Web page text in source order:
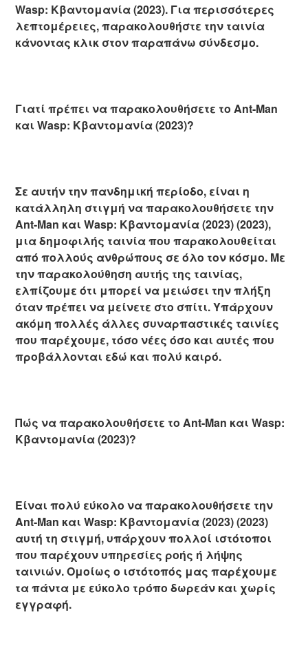
Wasp: Κβαντομανία (2023). Για περισσότερες
λεπτομέρειες, παρακολουθήστε την ταινία
κάνοντας κλικ στον παραπάνω σύνδεσμο.
Γιατί πρέπει να παρακολουθήσετε το Ant-Man
και Wasp: Κβαντομανία (2023)?
Σε αυτήν την πανδημική περίοδο, είναι η
κατάλληλη στιγμή να παρακολουθήσετε την
Ant-Man και Wasp: Κβαντομανία (2023) (2023),
μια δημοφιλής ταινία που παρακολουθείται
από πολλούς ανθρώπους σε όλο τον κόσμο. Με
την παρακολούθηση αυτής της ταινίας,
ελπίζουμε ότι μπορεί να μειώσει την πλήξη
όταν πρέπει να μείνετε στο σπίτι. Υπάρχουν
ακόμη πολλές άλλες συναρπαστικές ταινίες
που παρέχουμε, τόσο νέες όσο και αυτές που
προβάλλονται εδώ και πολύ καιρό.
Πώς να παρακολουθήσετε το Ant-Man και Wasp:
Κβαντομανία (2023)?
Είναι πολύ εύκολο να παρακολουθήσετε την
Ant-Man και Wasp: Κβαντομανία (2023) (2023)
αυτή τη στιγμή, υπάρχουν πολλοί ιστότοποι
που παρέχουν υπηρεσίες ροής ή λήψης
ταινιών. Ομοίως ο ιστότοπός μας παρέχουμε
τα πάντα με εύκολο τρόπο δωρεάν και χωρίς
εγγραφή.